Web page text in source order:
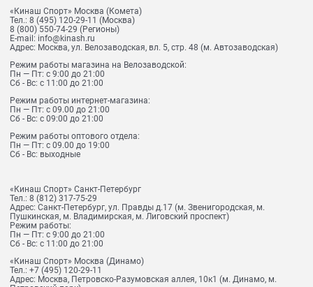
«Кинаш Спорт» Москва (Комета)
Тел.: 8 (495) 120-29-11 (Москва)
8 (800) 550-74-29 (Регионы)
E-mail: info@kinash.ru
Адрес: Москва, ул. Велозаводская, вл. 5, стр. 48 (м. Автозаводская)
Режим работы магазина на Велозаводской:
Пн — Пт: с 9:00 до 21:00
Сб - Вс: с 11:00 до 21:00
Режим работы интернет-магазина:
Пн — Пт: с 09.00 до 21:00
Сб - Вс: с 09:00 до 21:00
Режим работы оптового отдела:
Пн — Пт: с 09.00 до 19:00
Сб - Вс: выходные
«Кинаш Спорт» Санкт-Петербург
Тел.: 8 (812) 317-75-29
Адрес: Санкт-Петербург, ул. Правды д.17 (м. Звенигородская, м.
Пушкинская, м. Владимирская, м. Лиговский проспект)
Режим работы:
Пн — Пт: с 9:00 до 21:00
Сб - Вс: с 11:00 до 21:00
«Кинаш Спорт» Москва (Динамо)
Тел.: +7 (495) 120-29-11
Адрес: Москва, Петровско-Разумовская аллея, 10к1 (м. Динамо, м.